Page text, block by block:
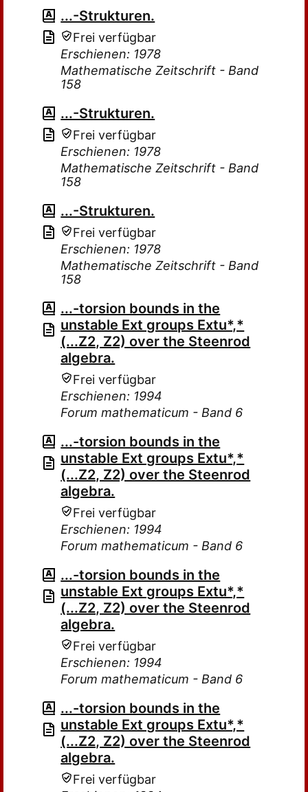
...-Strukturen.
Frei verfügbar
Erschienen: 1978
Mathematische Zeitschrift - Band
158
...-Strukturen.
Frei verfügbar
Erschienen: 1978
Mathematische Zeitschrift - Band
158
...-Strukturen.
Frei verfügbar
Erschienen: 1978
Mathematische Zeitschrift - Band
158
...-torsion bounds in the
unstable Ext groups Extu*,*
(...Z2, Z2) over the Steenrod
algebra.
Frei verfügbar
Erschienen: 1994
Forum mathematicum - Band 6
...-torsion bounds in the
unstable Ext groups Extu*,*
(...Z2, Z2) over the Steenrod
algebra.
Frei verfügbar
Erschienen: 1994
Forum mathematicum - Band 6
...-torsion bounds in the
unstable Ext groups Extu*,*
(...Z2, Z2) over the Steenrod
algebra.
Frei verfügbar
Erschienen: 1994
Forum mathematicum - Band 6
...-torsion bounds in the
unstable Ext groups Extu*,*
(...Z2, Z2) over the Steenrod
algebra.
Frei verfügbar